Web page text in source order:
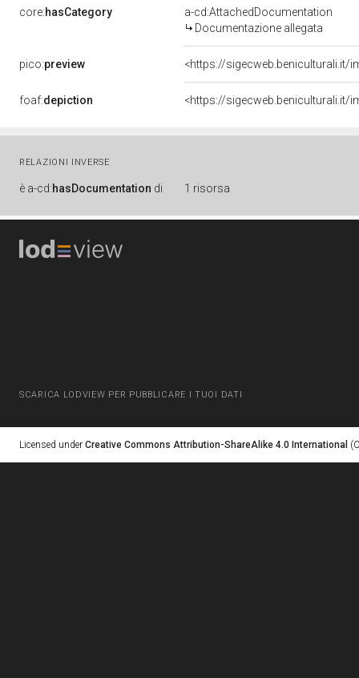
core:hasCategory
a-cd:AttachedDocumentation
Documentazione allegata
pico:preview <https://sigecweb.beniculturali.it/
foaf:depiction <https://sigecweb.beniculturali.it/
RELAZIONI INVERSE
è a-cd:hasDocumentation di 1 risorsa
SCARICA LODVIEW PER PUBBLICARE I TUOI DATI
Licensed under Creative Commons Attribution-ShareAlike 4.0 International